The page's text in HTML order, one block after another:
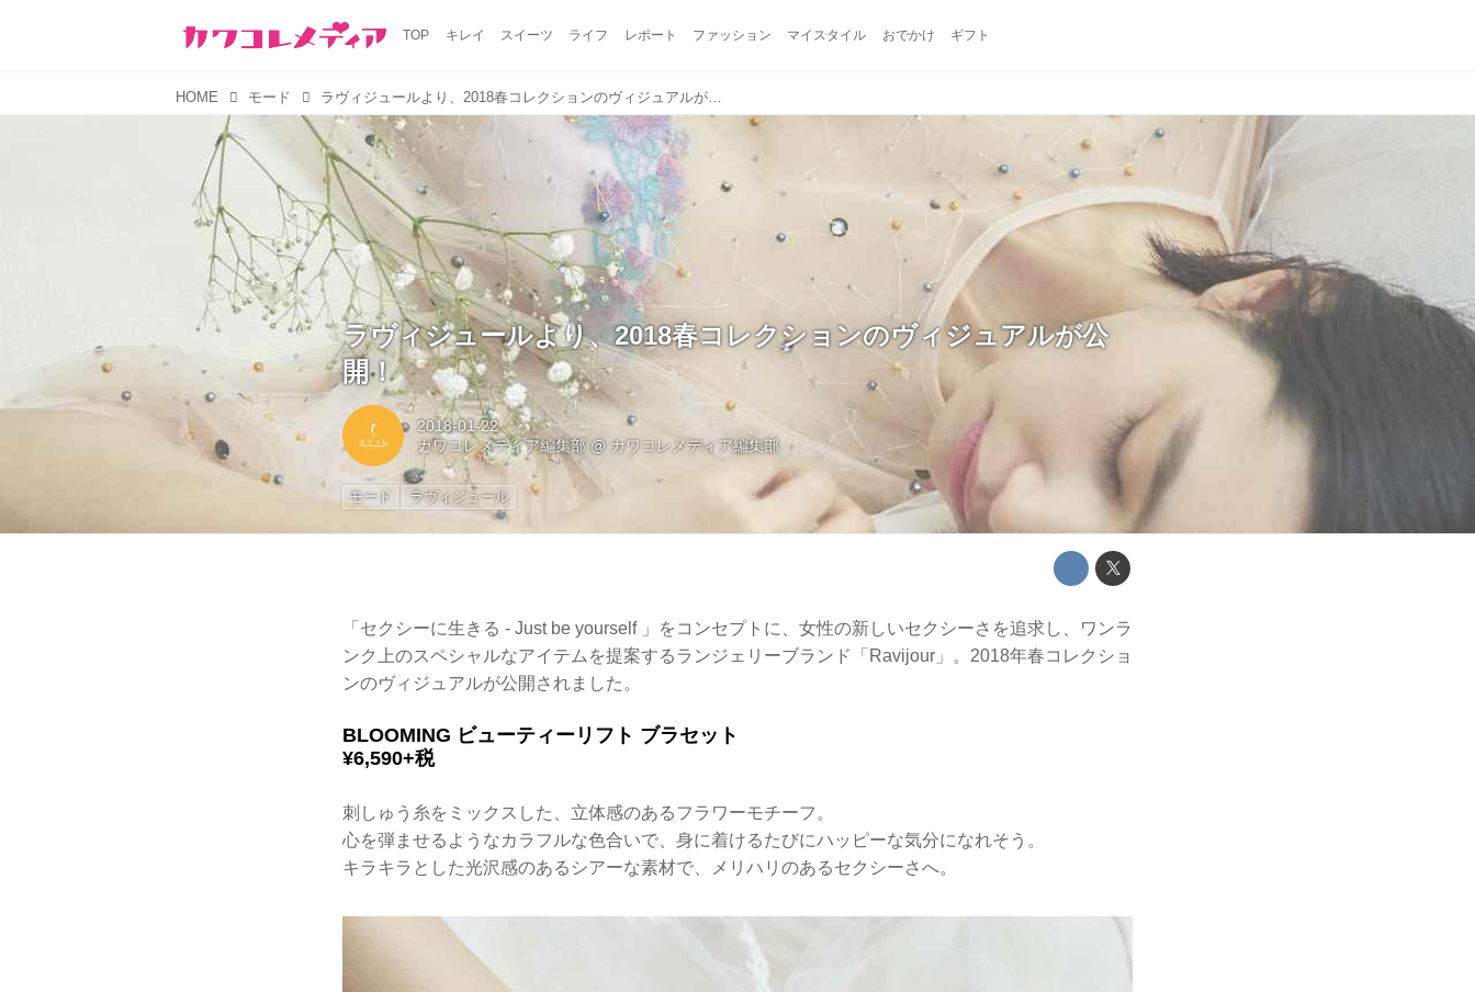
TOP キレイ スイーツ ライフ レポート ファッション マイスタイル おでかけ ギフト
HOME モード ラヴィジュールより、2018春コレクションのヴィジュアルが公開！
ラヴィジュールより、2018春コレクションのヴィジュアルが公
開！
2018-01-22
カワコレメディア編集部 @ カワコレメディア編集部
モード ラヴィジュール
「セクシーに生きる - Just be yourself 」をコンセプトに、女性の新しいセクシーさを追求し、ワンラ
ンク上のスペシャルなアイテムを提案するランジェリーブランド「Ravijour」。2018年春コレクショ
ンのヴィジュアルが公開されました。
BLOOMING ビューティーリフト ブラセット
¥6,590+税
刺しゅう糸をミックスした、立体感のあるフラワーモチーフ。
心を弾ませるようなカラフルな色合いで、身に着けるたびにハッピーな気分になれそう。
キラキラとした光沢感のあるシアーな素材で、メリハリのあるセクシーさへ。